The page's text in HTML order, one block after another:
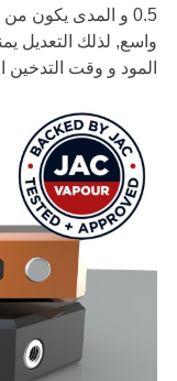
واسع, لذلك التعديل
المود و وقت